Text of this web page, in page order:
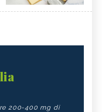
200-400 mg di